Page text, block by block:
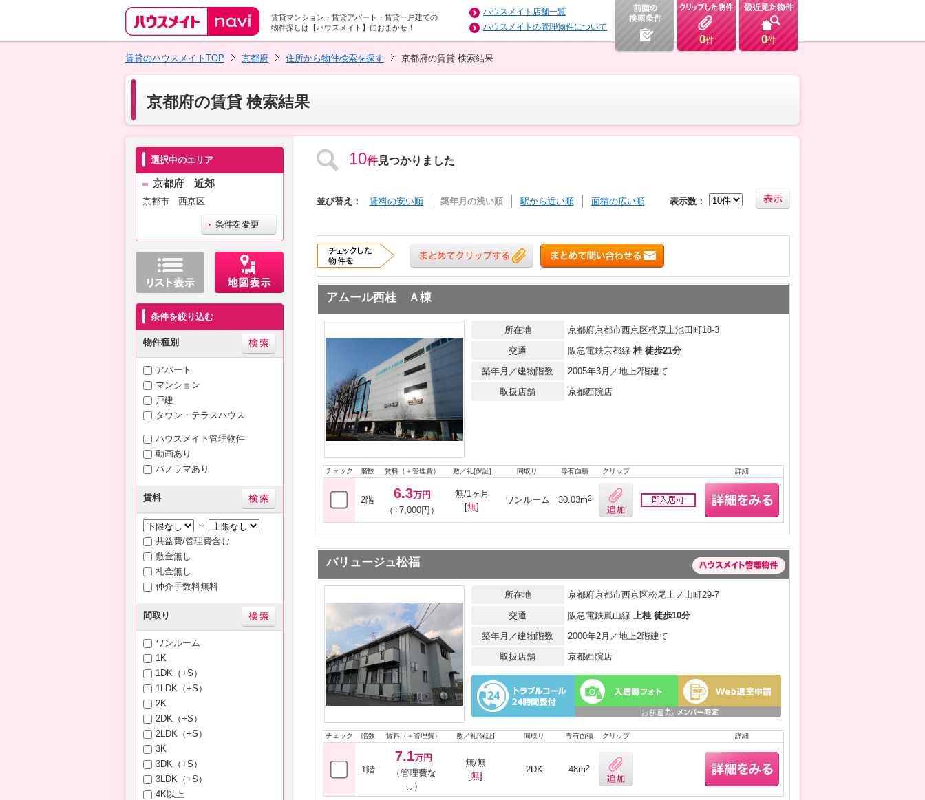
賃貸マンション・賃貸アパート・賃貸一戸建ての
物件探しは【ハウスメイト】におまかせ！
ハウスメイト店舗一覧
ハウスメイトの管理物件について
0件 0件
賃貸のハウスメイトTOP
京都府 住所から物件検索を探す 京都府の賃貸 検索結果
京都府の賃貸 検索結果
選択中のエリア
京都府 近郊
京都市 西京区
条件を絞り込む
物件種別
アパート
マンション
戸建
タウン・テラスハウス
ハウスメイト管理物件
動画あり
パノラマあり
賃料
～
共益費/管理費含む
敷金無し
礼金無し
仲介手数料無料
間取り
ワンルーム
1K
1DK（+S）
1LDK（+S）
2K
2DK（+S）
2LDK（+S）
3K
3DK（+S）
3LDK（+S）
4K以上
10件見つかりました
並び替え： 賃料の安い順 築年月の浅い順 駅から近い順 面積の広い順 表示数：
アムール西桂 Ａ棟
所在地
京都府京都市西京区樫原上池田町18-3
交通
阪急電鉄京都線 桂 徒歩21分
築年月／建物階数
2005年3月／地上2階建て
取扱店舗
京都西院店
チェック 階数 賃料（＋管理費） 敷／礼[保証] 間取り 専有面積 クリップ 詳細
2階 6.3万円
（+7,000円）
無/1ヶ月
[無]
ワンルーム 30.03m2
バリュージュ松福
所在地
京都府京都市西京区松尾上ノ山町29-7
交通
阪急電鉄嵐山線 上桂 徒歩10分
築年月／建物階数
2000年2月／地上2階建て
取扱店舗
京都西院店
チェック 階数 賃料（＋管理費） 敷／礼[保証] 間取り 専有面積 クリップ 詳細
1階
7.1万円
（管理費な
し）
無/無
[無]
2DK 48m2